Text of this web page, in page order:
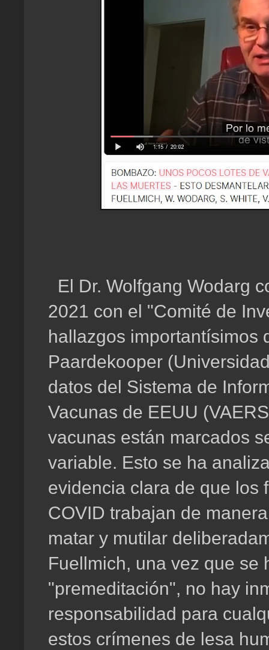
El Dr. Wolfgang Wodarg
2021 con el "Comité de
hallazgos importantísimos
Paardekooper
datos del Sistema de
Vacunas de EEUU
vacunas están marcados
variable. Esto se ha
evidencia clara de que los
COVID trabajan de
matar y mutilar
Fuellmich, una vez que se
"premeditación", no hay
responsabilidad para
estos crímenes de lesa